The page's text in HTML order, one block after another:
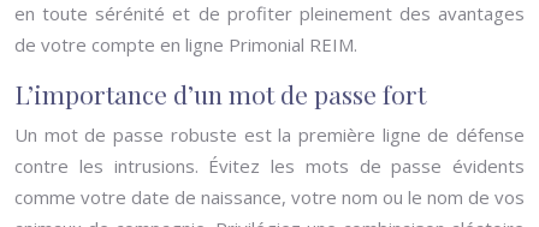
en toute sérénité et de profiter pleinement des avantages
de votre compte en ligne Primonial REIM.
L’importance d’un mot de passe fort
Un mot de passe robuste est la première ligne de défense
contre les intrusions. Évitez les mots de passe évidents
comme votre date de naissance, votre nom ou le nom de vos